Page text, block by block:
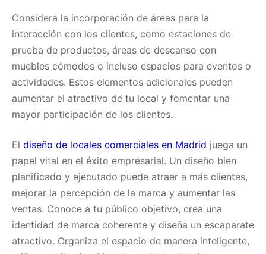
Considera la incorporación de áreas para la
interacción con los clientes, como estaciones de
prueba de productos, áreas de descanso con
muebles cómodos o incluso espacios para eventos o
actividades. Estos elementos adicionales pueden
aumentar el atractivo de tu local y fomentar una
mayor participación de los clientes.
El diseño de locales comerciales en Madrid juega un
papel vital en el éxito empresarial. Un diseño bien
planificado y ejecutado puede atraer a más clientes,
mejorar la percepción de la marca y aumentar las
ventas. Conoce a tu público objetivo, crea una
identidad de marca coherente y diseña un escaparate
atractivo. Organiza el espacio de manera inteligente,